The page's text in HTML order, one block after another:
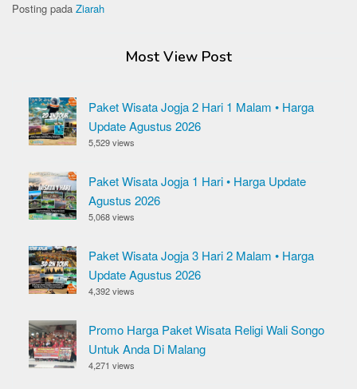
Posting pada Ziarah
Most View Post
Paket Wisata Jogja 2 Hari 1 Malam • Harga
Update Agustus 2026
5,529 views
Paket Wisata Jogja 1 Hari • Harga Update
Agustus 2026
5,068 views
Paket Wisata Jogja 3 Hari 2 Malam • Harga
Update Agustus 2026
4,392 views
Promo Harga Paket Wisata Religi Wali Songo
Untuk Anda Di Malang
4,271 views